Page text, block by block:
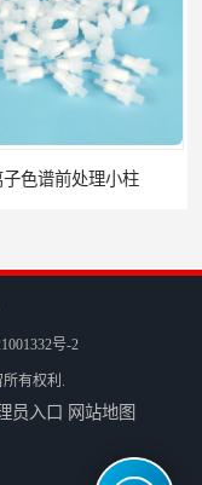
号-2
有权利.
员入口 网站地图